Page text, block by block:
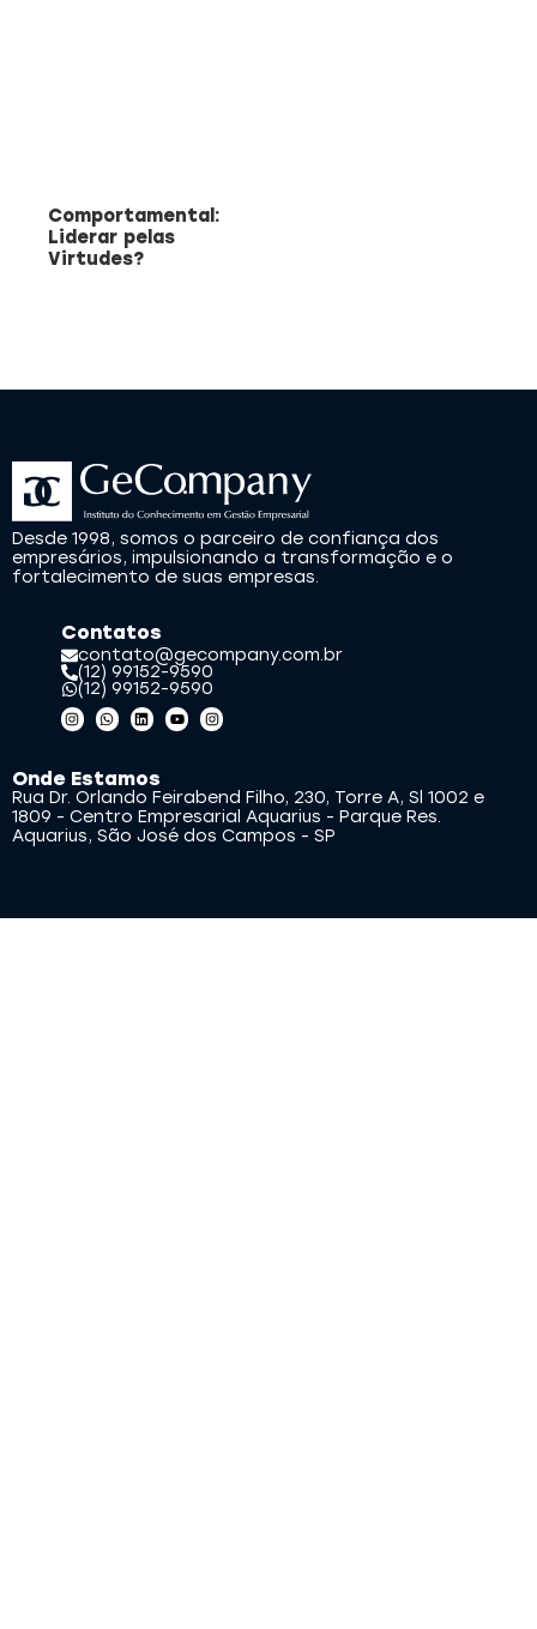
Comportamental:
Liderar pelas
Virtudes?
Desde 1998, somos o parceiro de confiança dos
empresários, impulsionando a transformação e o
fortalecimento de suas empresas.
Contatos
contato@gecompany.com.br
(12) 99152-9590
(12) 99152-9590
Onde Estamos
Rua Dr. Orlando Feirabend Filho, 230, Torre A, Sl 1002 e
1809 - Centro Empresarial Aquarius - Parque Res.
Aquarius, São José dos Campos - SP